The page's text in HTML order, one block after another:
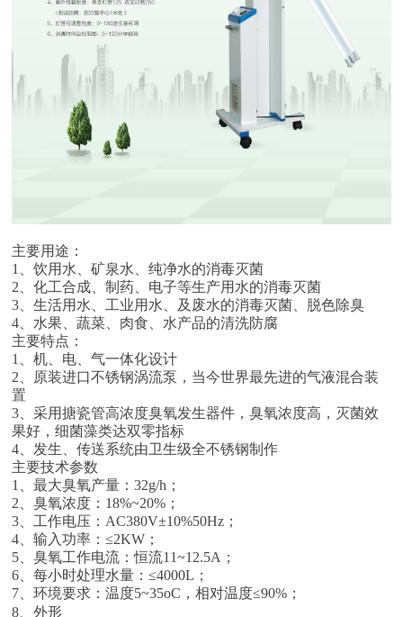
主要用途：
1、饮用水、矿泉水、纯净水的消毒灭菌
2、化工合成、制药、电子等生产用水的消毒灭菌
3、生活用水、工业用水、及废水的消毒灭菌、脱色除臭
4、水果、蔬菜、肉食、水产品的清洗防腐
主要特点：
1、机、电、气一体化设计
2、原装进口不锈钢涡流泵，当今世界最先进的气液混合装
置
3、采用搪瓷管高浓度臭氧发生器件，臭氧浓度高，灭菌效
果好，细菌藻类达双零指标
4、发生、传送系统由卫生级全不锈钢制作
主要技术参数
1、最大臭氧产量：32g/h；
2、臭氧浓度：18%~20%；
3、工作电压：AC380V±10%50Hz；
4、输入功率：≤2KW；
5、臭氧工作电流：恒流11~12.5A；
6、每小时处理水量：≤4000L；
7、环境要求：温度5~35oC，相对温度≤90%；
8、外形